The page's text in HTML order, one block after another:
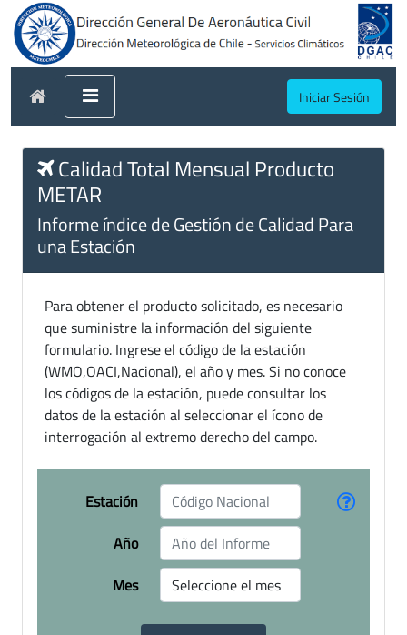
Iniciar Sesión
Calidad Total Mensual Producto
METAR
Informe índice de Gestión de Calidad Para
una Estación
Para obtener el producto solicitado, es necesario
que suministre la información del siguiente
formulario. Ingrese el código de la estación
(WMO,OACI,Nacional), el año y mes. Si no conoce
los códigos de la estación, puede consultar los
datos de la estación al seleccionar el ícono de
interrogación al extremo derecho del campo.
Estación
Año
Mes